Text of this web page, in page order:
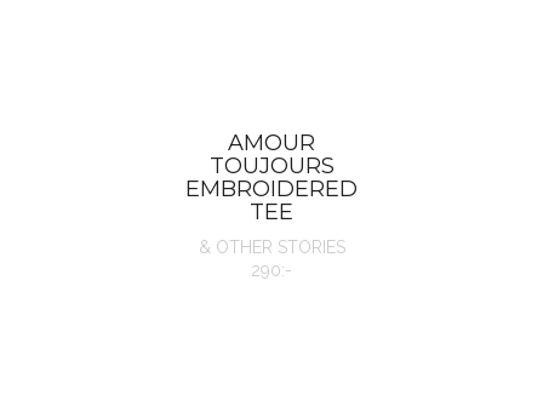
AMOUR
TOUJOURS
EMBROIDERED
TEE
& OTHER STORIES
290:-